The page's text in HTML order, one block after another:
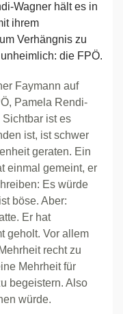
Wagner hält es in
ihrem
Verhängnis zu
die FPÖ.
Faymann auf
Pamela Rendi-
ist es
ist, ist schwer
geraten. Ein
einmal gemeint, er
Es würde
böse. Aber:
Er hat
geholt. Vor allem
recht zu
Mehrheit für
begeistern. Also
würde.